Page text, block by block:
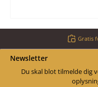
Gratis
Newsletter
Du skal blot tilmelde dig